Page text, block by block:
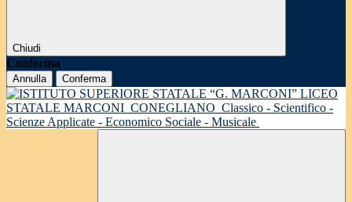
Chiudi
Conferma
Annulla Conferma
LICEO
STATALE MARCONI CONEGLIANO Classico - Scientifico -
Scienze Applicate - Economico Sociale - Musicale